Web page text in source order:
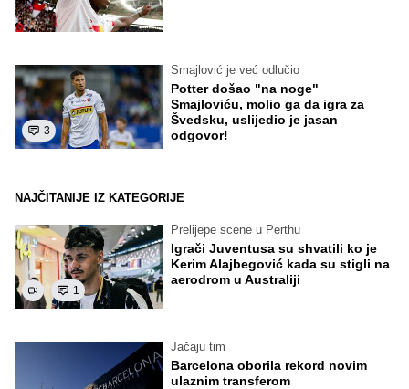
3
Smajlović je već odlučio
Potter došao "na noge"
Smajloviću, molio ga da igra za
Švedsku, uslijedio je jasan
odgovor!
NAJČITANIJE IZ KATEGORIJE
1
Prelijepe scene u Perthu
Igrači Juventusa su shvatili ko je
Kerim Alajbegović kada su stigli na
aerodrom u Australiji
Jačaju tim
Barcelona oborila rekord novim
ulaznim transferom